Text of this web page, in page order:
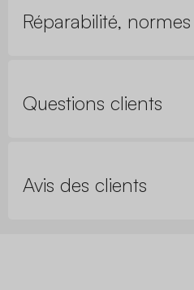
Réparabilité,
Questions clients
Avis des clients